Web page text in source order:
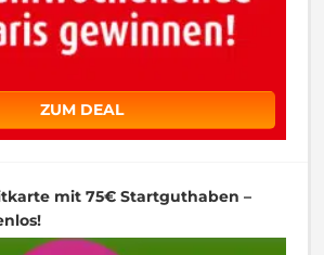
ZUM DEAL
mit 75€ Startguthaben –